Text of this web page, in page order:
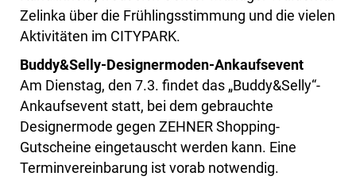
Zelinka über die Frühlingsstimmung und die vielen
Aktivitäten im CITYPARK.
Buddy&Selly-Designermoden-Ankaufsevent
Am Dienstag, den 7.3. findet das „Buddy&Selly“-
Ankaufsevent statt, bei dem gebrauchte
Designermode gegen ZEHNER Shopping-
Gutscheine eingetauscht werden kann. Eine
Terminvereinbarung ist vorab notwendig.